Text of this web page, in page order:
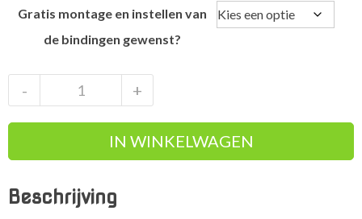
Gratis montage en instellen van
de bindingen gewenst?
PrimeTime
Nº5
edition
on
+
-
IN WINKELWAGEN
Beschrijving